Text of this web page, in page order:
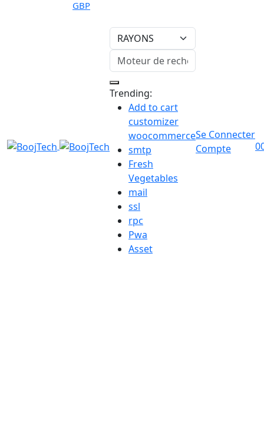
GBP
Trending:
Add to cart
customizer
woocommerce
smtp
Fresh
Vegetables
mail
ssl
rpc
Pwa
Asset
Se Connecter
Compte
0